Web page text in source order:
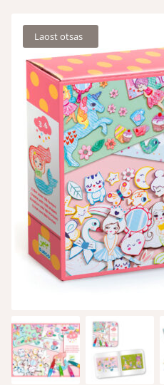
Laost otsas